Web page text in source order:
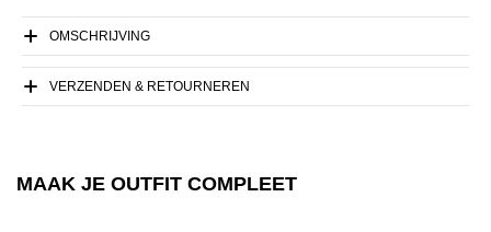
OMSCHRIJVING
VERZENDEN & RETOURNEREN
MAAK JE OUTFIT COMPLEET